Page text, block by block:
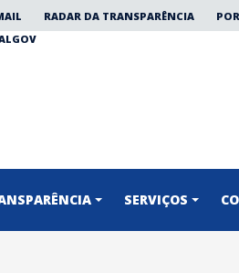
RADAR DA TRANSPARÊNCIA
SERVIÇOS